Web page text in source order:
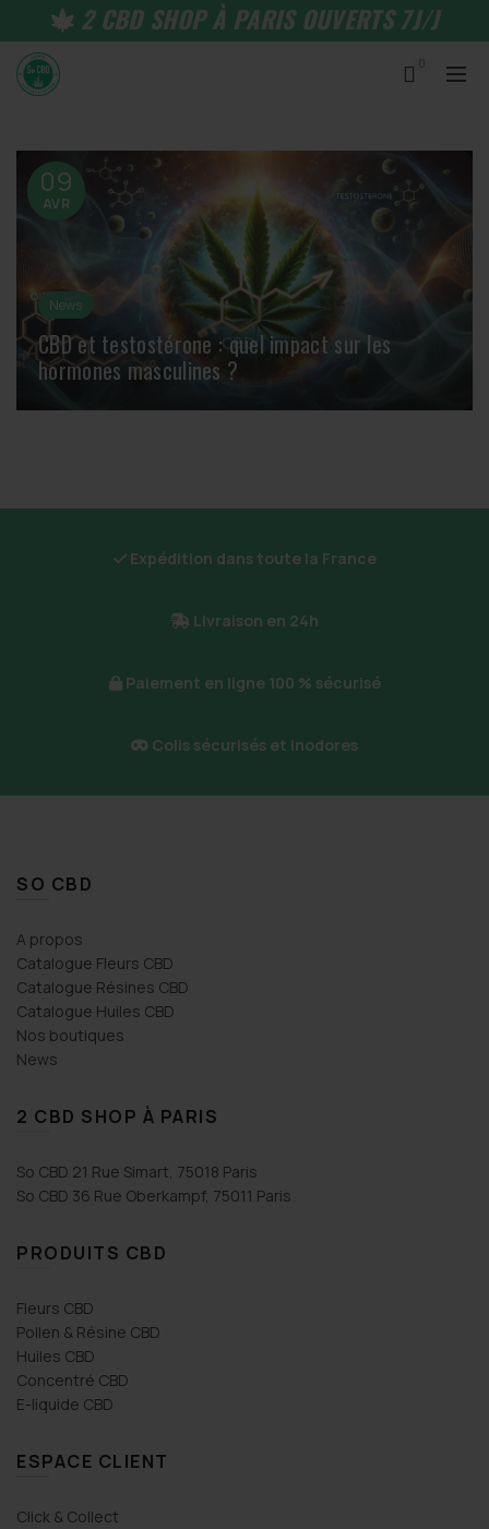
2 CBD SHOP À PARIS OUVERTS 7J/J
09
AVR
News
CBD et testostérone : quel impact sur les
hormones masculines ?
Expédition dans toute la France
Livraison en 24h
Paiement en ligne 100 % sécurisé
Colis sécurisés et inodores
SO CBD
A propos
Catalogue Fleurs CBD
Catalogue Résines CBD
Catalogue Huiles CBD
Nos boutiques
News
2 CBD SHOP À PARIS
So CBD 21 Rue Simart, 75018 Paris
So CBD 36 Rue Oberkampf, 75011 Paris
PRODUITS CBD
Fleurs CBD
Pollen & Résine CBD
Huiles CBD
Concentré CBD
E-liquide CBD
ESPACE CLIENT
Click & Collect